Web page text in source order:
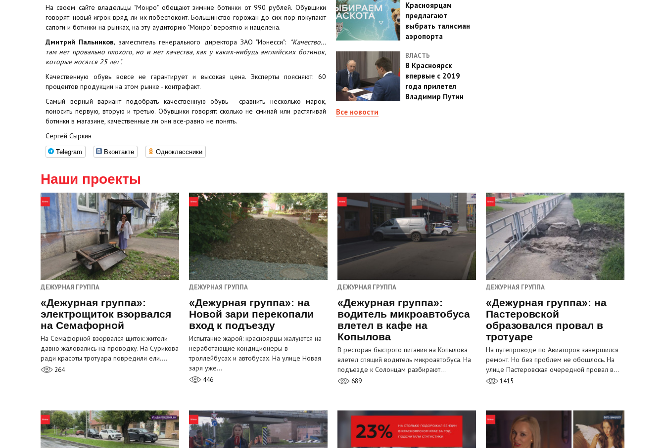
На своем сайте владельцы "Монро" обещают зимние ботинки от 990 рублей. Обувщики
говорят: новый игрок вряд ли их побеспокоит. Большинство горожан до сих пор покупают
сапоги и ботинки на рынках, на эту аудиторию "Монро" вероятно и нацелена.
Дмитрий Пальников, заместитель генерального директора ЗАО "Ионесси":
"Качество...
там нет провально плохого, но и нет качества, как у каких-нибудь английских ботинок,
которые носятся 25 лет".
Качественную обувь вовсе не гарантирует и высокая цена. Эксперты поясняют: 60
процентов продукции на этом рынке - контрафакт.
Самый верный вариант подобрать качественную обувь - сравнить несколько марок,
поносить первую, вторую и третью. Обувщики говорят: сколько не сминай или растягивай
ботинки в магазине, качественные ли они все-равно не понять.
Сергей Сыркин
Telegram Вконтакте Одноклассники
Красноярцам
предлагают
выбрать талисман
аэропорта
ВЛАСТЬ
В Красноярск
впервые с 2019
года прилетел
Владимир Путин
Все новости
Наши проекты
ДЕЖУРНАЯ ГРУППА
«Дежурная группа»:
электрощиток взорвался
на Семафорной
На Семафорной взорвался щиток: жители
давно жаловались на проводку. На Сурикова
ради красоты тротуара повредили ели.…
264
ДЕЖУРНАЯ ГРУППА
«Дежурная группа»: на
Новой зари перекопали
вход к подъезду
Испытание жарой: красноярцы жалуются на
неработающие кондиционеры в
троллейбусах и автобусах. На улице Новая
заря уже…
446
ДЕЖУРНАЯ ГРУППА
«Дежурная группа»:
водитель микроавтобуса
влетел в кафе на
Копылова
В ресторан быстрого питания на Копылова
влетел спящий водитель микроавтобуса. На
подъезде к Солонцам разбирают…
689
ДЕЖУРНАЯ ГРУППА
«Дежурная группа»: на
Пастеровской
образовался провал в
тротуаре
На путепроводе по Авиаторов завершился
ремонт. Но без проблем не обошлось. На
улице Пастеровская очередной провал в…
1415